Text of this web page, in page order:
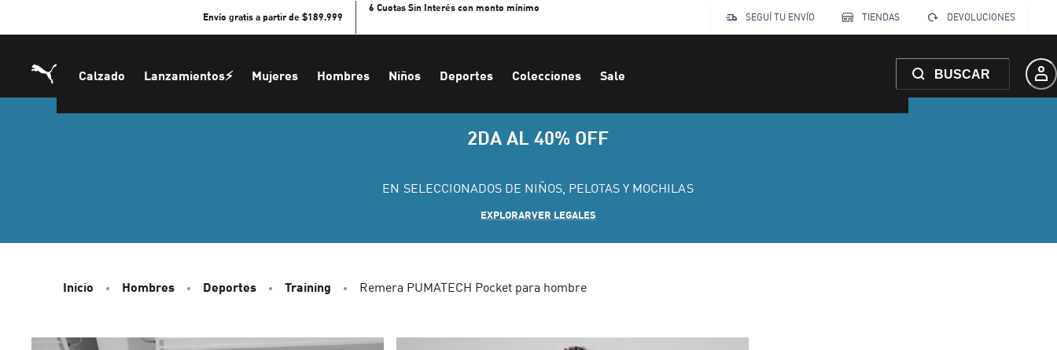
Envío gratis a partir de $189.999
6 Cuotas Sin Interés con monto mínimo
SEGUÍ TU ENVÍO
TIENDAS DEVOLUCIONES
Calzado Lanzamientos⚡ Mujeres Hombres Niños Deportes Colecciones Sale BUSCAR
2DA AL 40% OFF
EN SELECCIONADOS DE NIÑOS, PELOTAS Y MOCHILAS
EXPLORARVER LEGALES
Inicio Hombres Deportes Training Remera PUMATECH Pocket para hombre